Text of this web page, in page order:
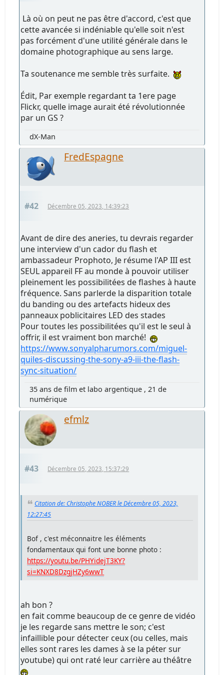
Là où on peut ne pas être d'accord, c'est que
cette avancée si indéniable qu'elle soit n'est
pas forcément d'une utilité générale dans le
domaine photographique au sens large.
Ta soutenance me semble très surfaite.
Édit, Par exemple regardant ta 1ere page
Flickr, quelle image aurait été révolutionnée
par un GS ?
dX-Man
FredEspagne
#42 Décembre 05, 2023, 14:39:23
Avant de dire des aneries, tu devrais regarder
une interview d'un cador du flash et
ambassadeur Prophoto, Je résume l'AP III est
SEUL appareil FF au monde à pouvoir utiliser
pleinement les possibilitées de flashes à haute
fréquence. Sans parlerde la disparition totale
du banding ou des artefacts hideux des
panneaux poblicitaires LED des stades
Pour toutes les possibilitées qu'il est le seul à
offrir, il est vraiment bon marché!
https://www.sonyalpharumors.com/miguel-
quiles-discussing-the-sony-a9-iii-the-flash-
sync-situation/
35 ans de film et labo argentique , 21 de
numérique
efmlz
#43 Décembre 05, 2023, 15:37:29
Citation de: Christophe NOBER le Décembre 05, 2023,
12:27:45
Bof , c'est méconnaitre les éléments
fondamentaux qui font une bonne photo :
https://youtu.be/PHYidejT3KY?
si=KNXD8DzgjHZy6wwT
ah bon ?
en fait comme beaucoup de ce genre de vidéo
je les regarde sans mettre le son; c'est
infaillible pour détecter ceux (ou celles, mais
elles sont rares les dames à se la péter sur
youtube) qui ont raté leur carrière au théâtre